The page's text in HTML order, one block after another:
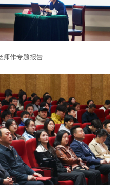
师作专题报告